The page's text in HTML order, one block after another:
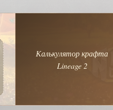
Калькулятор крафта
Lineage 2